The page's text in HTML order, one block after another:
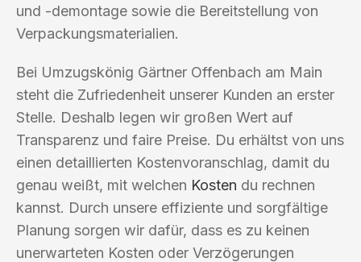
und -demontage sowie die Bereitstellung von
Verpackungsmaterialien.
Bei Umzugskönig Gärtner Offenbach am Main
steht die Zufriedenheit unserer Kunden an erster
Stelle. Deshalb legen wir großen Wert auf
Transparenz und faire Preise. Du erhältst von uns
einen detaillierten Kostenvoranschlag, damit du
genau weißt, mit welchen Kosten du rechnen
kannst. Durch unsere effiziente und sorgfältige
Planung sorgen wir dafür, dass es zu keinen
unerwarteten Kosten oder Verzögerungen